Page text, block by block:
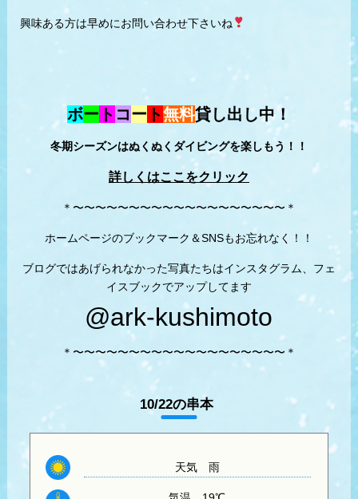
興味ある方は早めにお問い合わせ下さいね
ボー ト コー ト無料貸し出し中！
冬期シーズンはぬくぬくダイビングを楽しもう！！
詳しくはここをクリック
＊〜〜〜〜〜〜〜〜〜〜〜〜〜〜〜〜〜〜〜＊
ホームページのブックマーク＆SNSもお忘れなく！！
ブログではあげられなかった写真たちはインスタグラム、フェ
イスブックでアップしてます
@ark-kushimoto
＊〜〜〜〜〜〜〜〜〜〜〜〜〜〜〜〜〜〜〜＊
10/22の串本
天気雨